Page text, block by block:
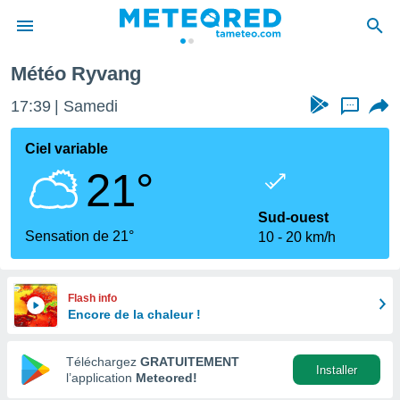
de
en
Météo Ryvang
17:39 Samedi ...
Ciel variable
21°
Sensation de 21°
Sud-ouest
10
20 km/h
Flash info
Encore de la chaleur !
Téléchargez GRATUITEMENT
l’application Meteored!
Installer